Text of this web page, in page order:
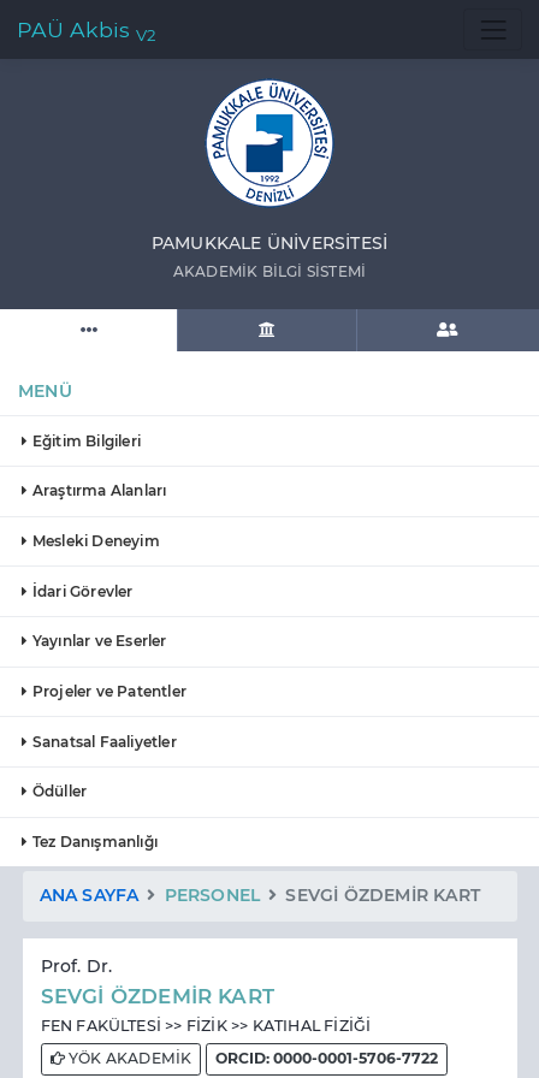
PAÜ Akbis V2
PAMUKKALE ÜNIVERSITESI
AKADEMIK BILGI SISTEMI
MENÜ
Eğitim Bilgileri
Araştırma Alanları
Mesleki Deneyim
İdari Görevler
Yayınlar ve Eserler
Projeler ve Patentler
Sanatsal Faaliyetler
Ödüller
Tez Danışmanlığı
ANA SAYFA PERSONEL SEVGİ ÖZDEMİR KART
Prof. Dr.
SEVGİ ÖZDEMİR KART
FEN FAKÜLTESİ >> FİZİK >> KATIHAL FİZİĞİ
YÖK AKADEMİK
ORCID: 0000-0001-5706-7722